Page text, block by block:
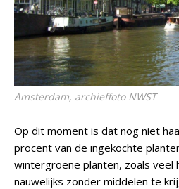
Amsterdam, archieffoto NWST
Op dit moment is dat nog niet
procent van de ingekochte
wintergroene planten, zoals veel
nauwelijks zonder middelen te